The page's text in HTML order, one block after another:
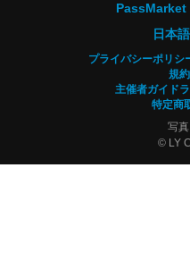
PassMarket
日本語
プライバシーポリシ
規約
主催者ガイド
特定商
写
© LY